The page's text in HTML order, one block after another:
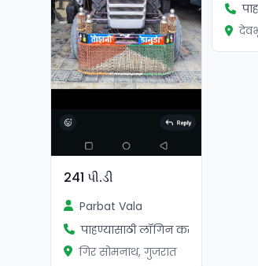
241 પી.ડી
Parbat Vala
पाहण्यासाठी लॉगिन करा
गिर सोमनाथ, गुजरात